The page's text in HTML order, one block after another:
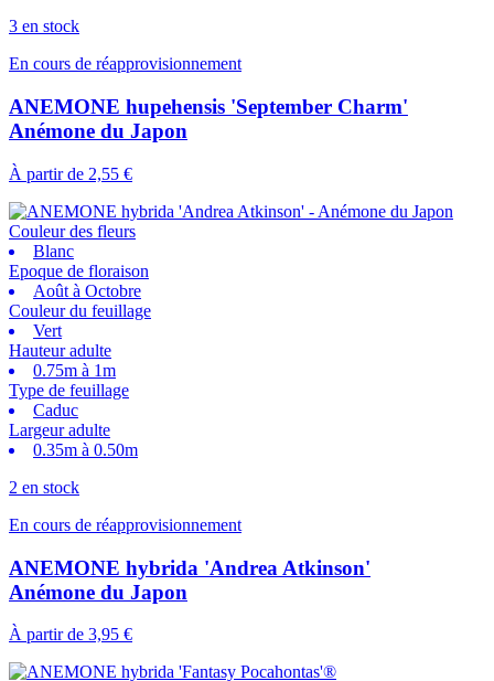
3 en stock
En cours de réapprovisionnement
ANEMONE hupehensis 'September Charm'
Anémone du Japon
À partir de 2,55 €
Couleur des fleurs
Blanc
Epoque de floraison
Août à Octobre
Couleur du feuillage
Vert
Hauteur adulte
0.75m à 1m
Type de feuillage
Caduc
Largeur adulte
0.35m à 0.50m
2 en stock
En cours de réapprovisionnement
ANEMONE hybrida 'Andrea Atkinson'
Anémone du Japon
À partir de 3,95 €